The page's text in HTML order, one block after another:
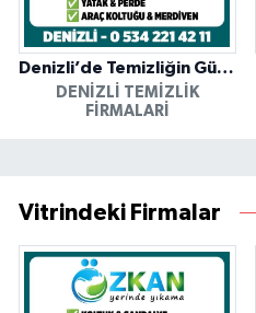
Denizli’de Temizliğin Güvenilir Adresi: Özkan Yerinde Yıkama
DENIZLI TEMIZLIK
FIRMALARI
Vitrindeki Firmalar